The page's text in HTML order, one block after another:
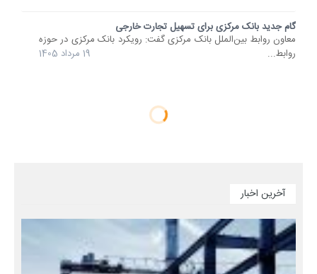
گام جدید بانک مرکزی برای تسهیل تجارت خارجی
معاون روابط بین‌الملل بانک مرکزی گفت: رویکرد بانک مرکزی در حوزه
روابط...
19 مرداد 1405
آخرین اخبار